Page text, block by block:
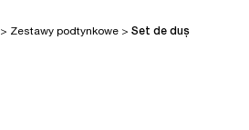
> Zestawy podtynkowe > Set de duș